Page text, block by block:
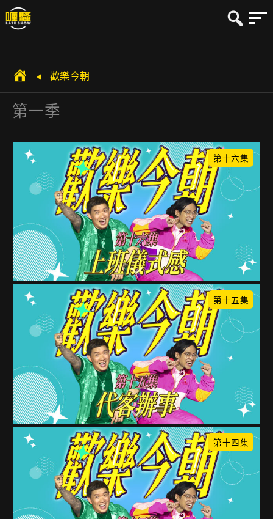
歡樂今朝
第一季
第十六集
第十五集
第十四集